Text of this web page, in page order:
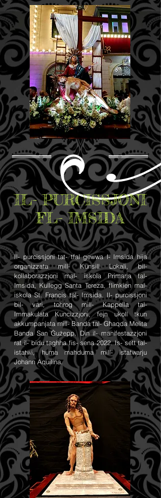
IL- PURCISSJONI
FL- IMSIDA
Il- purcissjoni tat- tfal gewwa l- Imsida hija
organizzata mill- Kunsill Lokali, bil-
kollaborazzjoni mal- iskola Primarja tal-
Imsida, Kullegg Santa Tereza, flimkien mal-
iskola St. Francis tal- Imsida. Il- purcissjoni
bil- vari, tohrog mill- Kappella tal-
Immakulata Kuncizzjoni, fejn ukoll tkun
akkumpanjata mill- Banda tal- Għaqda Melita
Banda San Ġużepp. Din il- manifestazzjoni
rat il- bidu taghha fis- sena 2022. Is- sett tal-
istatwi, huma mahduma mill- istatwarju
Johann Aquilina.